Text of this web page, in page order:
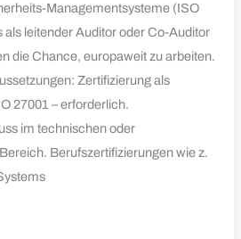
Managementsysteme (ISO
als leitender Auditor oder Co-Auditor
die Chance, europaweit zu arbeiten.
Zertifizierung als
27001 – erforderlich.
im technischen oder
Berufszertifizierungen wie z.